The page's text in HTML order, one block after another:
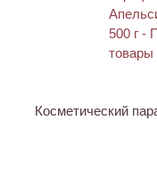
Косметический